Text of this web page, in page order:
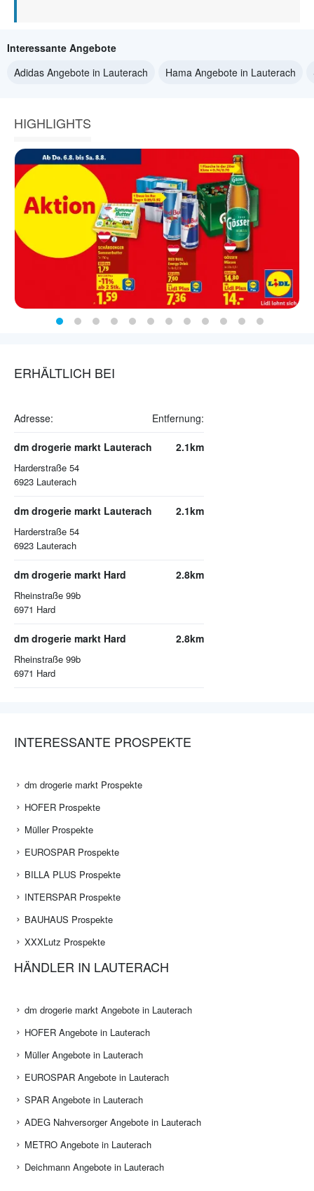
Interessante Angebote
Adidas Angebote in Lauterach
Hama Angebote in Lauterach
HIGHLIGHTS
ERHÄLTLICH BEI
Adresse: Entfernung:
dm drogerie markt Lauterach
Harderstraße 54
6923 Lauterach
2.1km
dm drogerie markt Lauterach
Harderstraße 54
6923 Lauterach
2.1km
dm drogerie markt Hard
Rheinstraße 99b
6971 Hard
2.8km
dm drogerie markt Hard
Rheinstraße 99b
6971 Hard
2.8km
INTERESSANTE PROSPEKTE
dm drogerie markt Prospekte
HOFER Prospekte
Müller Prospekte
EUROSPAR Prospekte
BILLA PLUS Prospekte
INTERSPAR Prospekte
BAUHAUS Prospekte
XXXLutz Prospekte
HÄNDLER IN LAUTERACH
dm drogerie markt Angebote in Lauterach
HOFER Angebote in Lauterach
Müller Angebote in Lauterach
EUROSPAR Angebote in Lauterach
SPAR Angebote in Lauterach
ADEG Nahversorger Angebote in Lauterach
METRO Angebote in Lauterach
Deichmann Angebote in Lauterach